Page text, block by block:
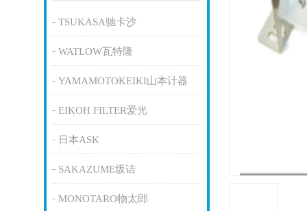
TSUKASA驰卡沙
WATLOW瓦特隆
YAMAMOTOKEIKI山本计器
EIKOH FILTER爱光
日本ASK
SAKAZUME坂诘
MONOTARO物太郎